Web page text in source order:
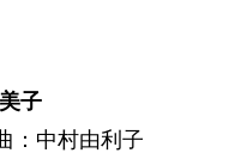
子
：中村由利子